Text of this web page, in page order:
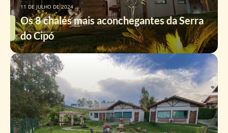
Os 8 chalés mais aconchegantes da Serra
do Cipó
11 DE JULHO DE 2024